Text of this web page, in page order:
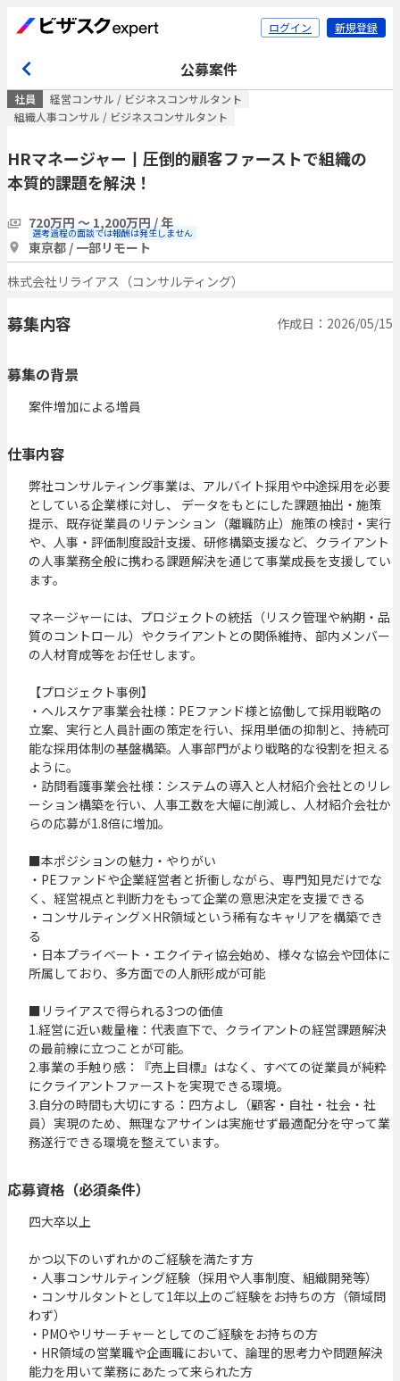
ログイン 新規登録
公募案件
社員
経営コンサル / ビジネスコンサルタント
組織人事コンサル / ビジネスコンサルタント
HRマネージャー丨圧倒的顧客ファーストで組織の
本質的課題を解決！
720万円 〜 1,200万円 / 年
選考過程の面談では報酬は発生しません
東京都 / 一部リモート
株式会社リライアス（コンサルティング）
募集内容 作成日：2026/05/15
募集の背景
案件増加による増員
仕事内容
弊社コンサルティング事業は、アルバイト採用や中途採用を必要
としている企業様に対し、 データをもとにした課題抽出・施策
提示、既存従業員のリテンション（離職防止）施策の検討・実行
や、⼈事・評価制度設計⽀援、研修構築支援など、クライアント
の人事業務全般に携わる課題解決を通じて事業成長を支援してい
ます。
マネージャーには、プロジェクトの統括（リスク管理や納期・品
質のコントロール）やクライアントとの関係維持、部内メンバー
の人材育成等をお任せします。
【プロジェクト事例】
・ヘルスケア事業会社様：PEファンド様と協働して採用戦略の
立案、実行と人員計画の策定を行い、採用単価の抑制と、持続可
能な採用体制の基盤構築。人事部門がより戦略的な役割を担える
ように。
・訪問看護事業会社様：システムの導入と人材紹介会社とのリレ
ーション構築を行い、人事工数を大幅に削減し、人材紹介会社か
らの応募が1.8倍に増加。
■本ポジションの魅力・やりがい
・PEファンドや企業経営者と折衝しながら、専門知見だけでな
く、経営視点と判断力をもって企業の意思決定を支援できる
・コンサルティング×HR領域という稀有なキャリアを構築でき
る
・日本プライベート・エクイティ協会始め、様々な協会や団体に
所属しており、多方面での人脈形成が可能
■リライアスで得られる3つの価値
1.経営に近い裁量権：代表直下で、クライアントの経営課題解決
の最前線に立つことが可能。
2.事業の手触り感：『売上目標』はなく、すべての従業員が純粋
にクライアントファーストを実現できる環境。
3.自分の時間も大切にする：四方よし（顧客・自社・社会・社
員）実現のため、無理なアサインは実施せず最適配分を守って業
務遂行できる環境を整えています。
応募資格（必須条件）
四大卒以上
かつ以下のいずれかのご経験を満たす方
・人事コンサルティング経験（採用や人事制度、組織開発等）
・コンサルタントとして1年以上のご経験をお持ちの方（領域問
わず）
・PMOやリサーチャーとしてのご経験をお持ちの方
・HR領域の営業職や企画職において、論理的思考力や問題解決
能力を用いて業務にあたって来られた方